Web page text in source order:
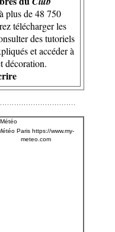
plus de 48 750
télécharger les
des tutoriels
et accéder à
décoration.
Paris https://www.my-
meteo.com